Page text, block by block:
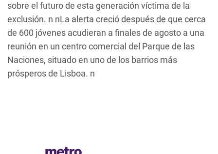
sobre el futuro de esta generación víctima de la
exclusión. n nLa alerta creció después de que cerca
de 600 jóvenes acudieran a finales de agosto a una
reunión en un centro comercial del Parque de las
Naciones, situado en uno de los barrios más
prósperos de Lisboa. n